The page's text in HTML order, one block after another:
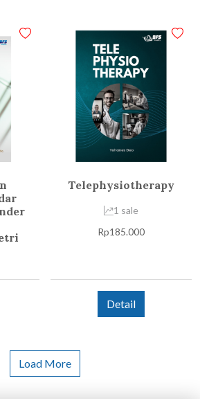
Telephysiotherapy
1 sale
Rp185.000
Detail
Load More